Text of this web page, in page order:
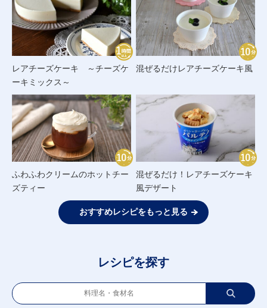
レアチーズケーキ ～チーズケ
ーキミックス～
混ぜるだけレアチーズケーキ風
ふわふわクリームのホットチー
ズティー
混ぜるだけ！レアチーズケーキ
風デザート
おすすめレシピをもっと見る
レシピを探す